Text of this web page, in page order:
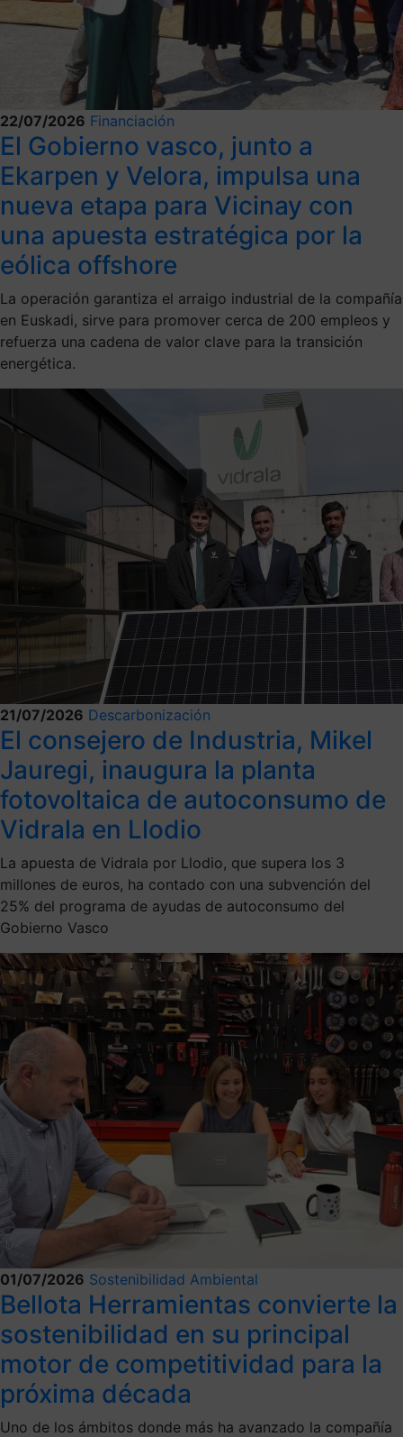
22/07/2026 Financiación
El Gobierno vasco, junto a
Ekarpen y Velora, impulsa una
nueva etapa para Vicinay con
una apuesta estratégica por la
eólica offshore
La operación garantiza el arraigo industrial de la compañía
en Euskadi, sirve para promover cerca de 200 empleos y
refuerza una cadena de valor clave para la transición
energética.
21/07/2026 Descarbonización
El consejero de Industria, Mikel
Jauregi, inaugura la planta
fotovoltaica de autoconsumo de
Vidrala en Llodio
La apuesta de Vidrala por Llodio, que supera los 3
millones de euros, ha contado con una subvención del
25% del programa de ayudas de autoconsumo del
Gobierno Vasco
01/07/2026 Sostenibilidad Ambiental
Bellota Herramientas convierte la
sostenibilidad en su principal
motor de competitividad para la
próxima década
Uno de los ámbitos donde más ha avanzado la compañía